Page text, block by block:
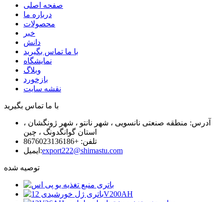
صفحه اصلی
درباره ما
محصولات
خبر
دانش
با ما تماس بگیرید
نمایشگاه
وبلاگ
بازخورد
نقشه سایت
با ما تماس بگیرید
آدرس: منطقه صنعتی نانسویی ، شهر نانتو ، شهر ژونگشان ،
استان گوانگدونگ ، چین
تلفن: +8676023136186
ایمیل:export222@shimastu.com
توصیه شده